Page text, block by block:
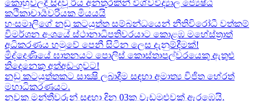
කොහුවලදී සිදුවූ රිය අනතුරකින් විශ්වවිද්‍යාල ජ්‍යෙෂ්ඨ
කථිකාචාර්‍යවරියක මියයයි
හංසමාලිගේ නඩු කටයුත්ත සම්බන්ධයෙන් නීතිවිරෝධී වත්කම්
විමර්ශන අංශයේ ස්ථානාධිපතිවරයාට කොළඹ මහේස්ත්‍රාත්
අධිකරණය හමුවේ පෙනී සිටින ලෙස දැනුම්දීමක්!
මිද්දෙණියේ ඝාතනයට පොලිස් කොස්තාපල්වරයෙකු ඇතුළු
තිදෙනෙකු අත්අඩංගුවට​!
නඩු කටයුත්තකට සාක්‍ෂි ලබාදීම සඳහා අමාත්‍ය විජිත හේරත්
මහාධිකරණයට​.
නවක මන්ත්‍රීවරුන් සඳහා දින 03ක වැඩමුළුවක් ඇරඹෙයි.